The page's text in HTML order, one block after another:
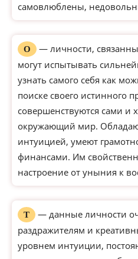
самовлюблены,
О
— личности,
могут испытывать
узнать самого себя как
поиске своего истинного
совершенствуются сами и
окружающий мир.
интуицией, умеют
финансами. Им
настроение от уныния к
Т
— данные личности
раздражителям и
уровнем интуиции,